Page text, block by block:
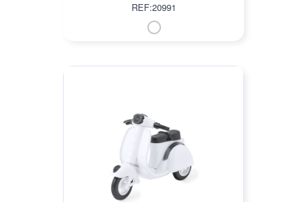
REF:20991